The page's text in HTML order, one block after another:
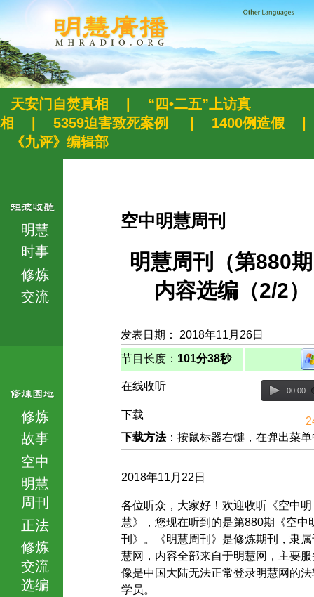
天安门自焚真相
“四•二五”上访真
相
5359迫害致死案例 1400例造假
《九评》编辑部
明慧
时事
修炼
交流
修炼
故事
空中
明慧
周刊
正法
修炼
交流
选编
空中明慧周刊
明慧周刊（第880
内容选编（2/2）
发表日期： 2018年11月26日
节目长度： 101分38秒
在线收听 00:00
下载
下载方法：按鼠标器右键，在弹出菜
2018年11月22日
各位听众，大家好！欢迎收听《空中明
慧》，您现在听到的是第880期《空中
刊》。《明慧周刊》是修炼期刊，隶属
慧网，内容全部来自于明慧网，主要服
像是中国大陆无法正常登录明慧网的法
学员。